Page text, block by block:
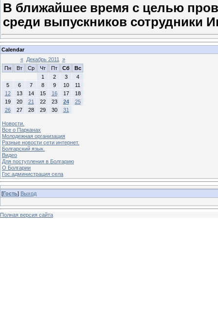
В ближайшее время с целью
среди выпускников сотрудники
Calendar
«
Декабрь 2011
»
Пн
Вт Ср Чт Пт Сб
Вс
1
2 3
4
5
6 7 8 9 10
11
12
13 14 15 16 17
18
19
20 21 22 23 24
25
26
27 28 29 30 31
Новости.
Все о Парканах
Молодежная организация
Разные новости сети интернет.
Болгарский язык.
Видео
Для поступления в Болгарию
О Болгарии
Гос.администрация села
[Гость] Выход
Полная версия сайта